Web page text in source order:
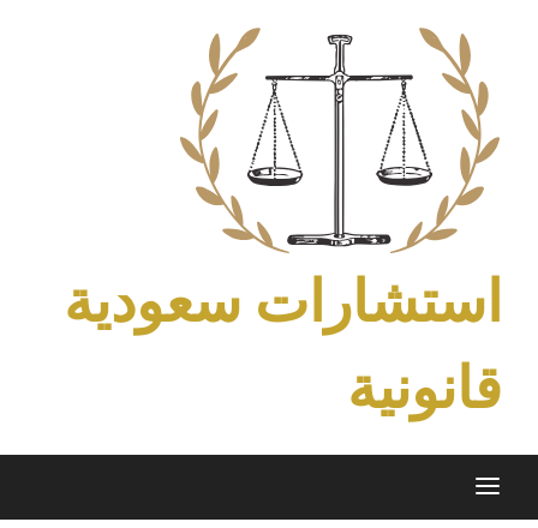
content
استشارات سعودية
قانونية